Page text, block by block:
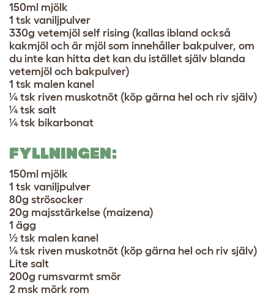
150ml mjölk
1 tsk vaniljpulver
330g vetemjöl self rising (kallas ibland också
kakmjöl och är mjöl som innehåller bakpulver, om
du inte kan hitta det kan du istället själv blanda
vetemjöl och bakpulver)
1 tsk malen kanel
¼ tsk riven muskotnöt (köp gärna hel och riv själv)
¼ tsk salt
¼ tsk bikarbonat
FYLLNINGEN:
150ml mjölk
1 tsk vaniljpulver
80g strösocker
20g majsstärkelse (maizena)
1 ägg
½ tsk malen kanel
¼ tsk riven muskotnöt (köp gärna hel och riv själv)
Lite salt
200g rumsvarmt smör
2 msk mörk rom